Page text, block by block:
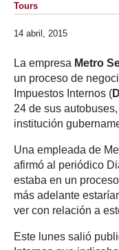
Tours
14 abril, 2015
La empresa Metro
un proceso de
Impuestos Internos (
24 de sus
institución
Una empleada de
afirmó al periódico
estaba en un
más adelante
ver con relación a
Este lunes salió